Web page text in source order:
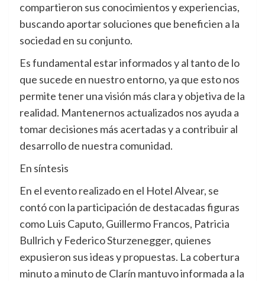
compartieron sus conocimientos y experiencias,
buscando aportar soluciones que beneficien a la
sociedad en su conjunto.
Es fundamental estar informados y al tanto de lo
que sucede en nuestro entorno, ya que esto nos
permite tener una visión más clara y objetiva de la
realidad. Mantenernos actualizados nos ayuda a
tomar decisiones más acertadas y a contribuir al
desarrollo de nuestra comunidad.
En síntesis
En el evento realizado en el Hotel Alvear, se
contó con la participación de destacadas figuras
como Luis Caputo, Guillermo Francos, Patricia
Bullrich y Federico Sturzenegger, quienes
expusieron sus ideas y propuestas. La cobertura
minuto a minuto de Clarín mantuvo informada a la